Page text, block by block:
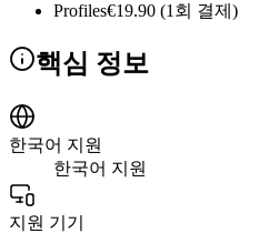
Profiles€19.90 (1회 결제)
핵심 정보
한국어 지원
한국어 지원
지원 기기